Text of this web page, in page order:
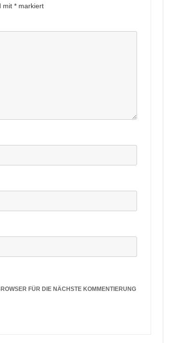
mit * markiert
FÜR DIE NÄCHSTE KOMMENTIERUNG